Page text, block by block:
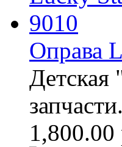
Оправа
Детская
1,800.00